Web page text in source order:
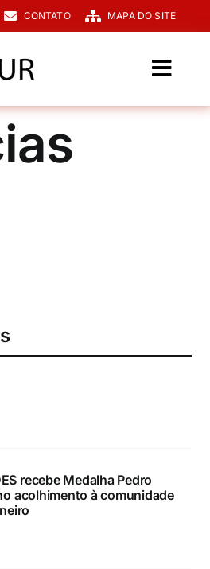
CONTATO MAPA DO SITE
recebe Medalha Pedro
acolhimento à comunidade